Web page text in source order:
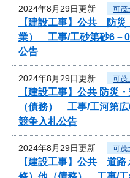
2024年8月29日更新 可茂
【建設工事】公共 防災
業） 工事/工砂第砂6－
公告
2024年8月29日更新 可茂
【建設工事】公共 防災
（債務） 工事/工河第
競争入札公告
2024年8月29日更新 可茂
【建設工事】公共 道路